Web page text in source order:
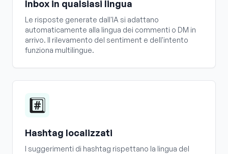
Inbox in qualsiasi lingua
Le risposte generate dall'IA si adattano
automaticamente alla lingua dei commenti o DM in
arrivo. Il rilevamento del sentiment e dell'intento
funziona multilingue.
#️⃣
Hashtag localizzati
I suggerimenti di hashtag rispettano la lingua del